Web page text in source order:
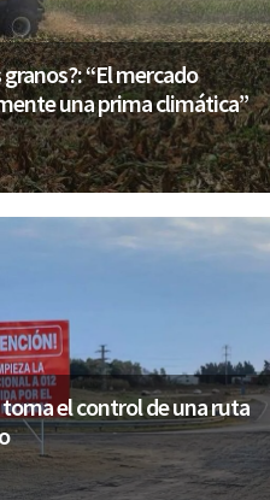
“El mercado
una prima climática”
el control de una ruta